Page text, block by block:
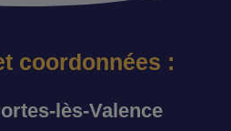
coordonnées :
lès-Valence